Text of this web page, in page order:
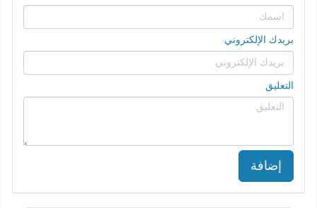
بريدك الإلكتروني
التعليق
إضافة